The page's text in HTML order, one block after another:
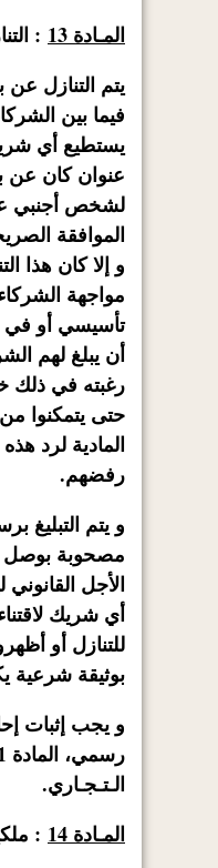
المـادة 13
:
يتم التنازل
فيما بين
يستطيع أي
عنوان كان
لشخص أجنبي
الموافقة
و إلا كان هذا
مواجهة
تأسيسي أو في
أن يبلغ لهم
رغبته في ذلك
حتى يتمكنوا
المادية لرد
رفضهم.
و يتم التبليغ
مصحوبة بوصل
الأجل القانوني
أي شريك
للتنازل أو
بوثيقة شرعية
و يجب إثبات
الـتـجـاري.
المـادة 14
: